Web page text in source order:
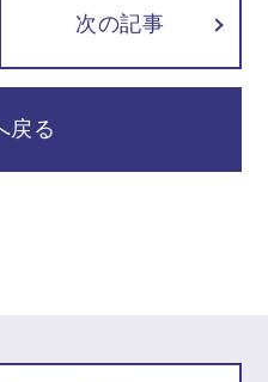
次の記事
戻る